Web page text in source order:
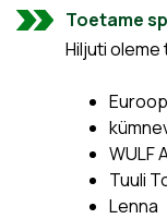
Toetame
Hiljuti
WULF
Tuuli
Lenna